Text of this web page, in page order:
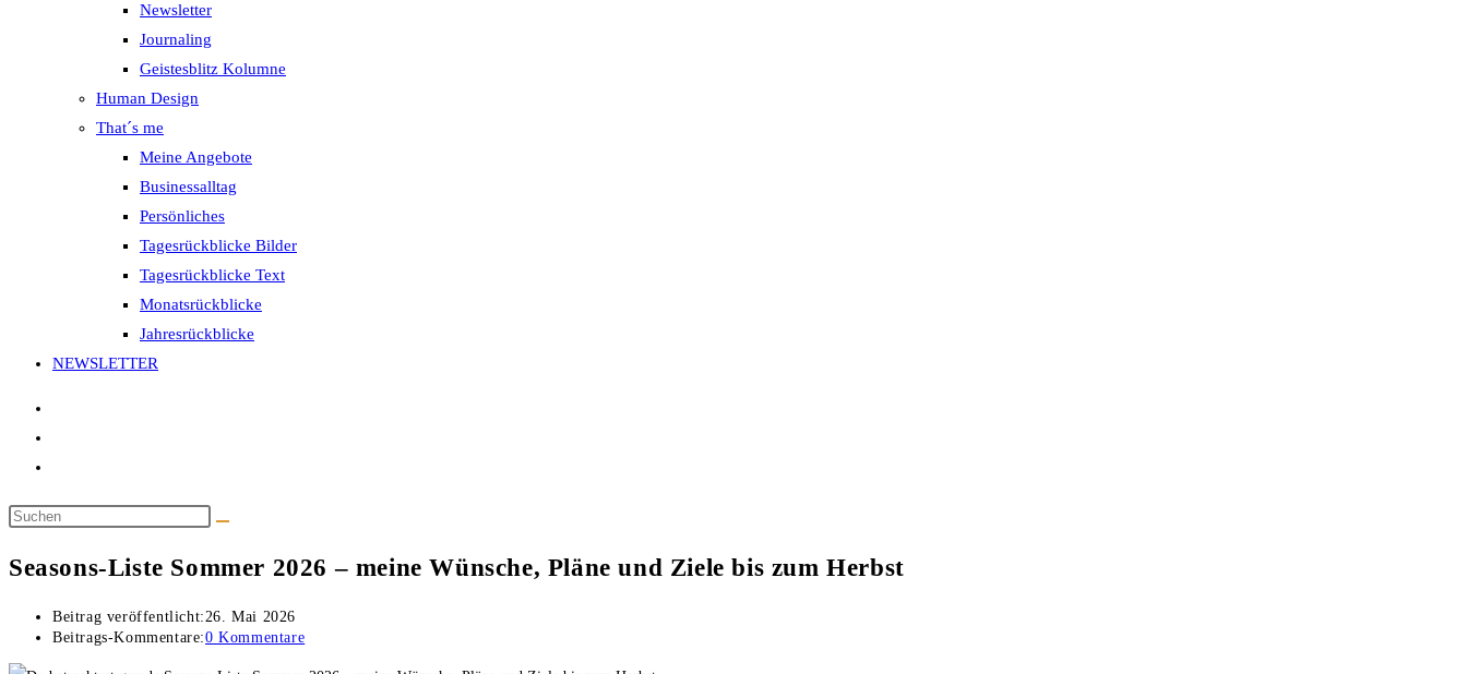
Newsletter
Journaling
Geistesblitz Kolumne
Human Design
That´s me
Meine Angebote
Businessalltag
Persönliches
Tagesrückblicke Bilder
Tagesrückblicke Text
Monatsrückblicke
Jahresrückblicke
NEWSLETTER
Seasons-Liste Sommer 2026 – meine Wünsche, Pläne und Ziele bis zum Herbst
Beitrag veröffentlicht:26. Mai 2026
Beitrags-Kommentare:0 Kommentare